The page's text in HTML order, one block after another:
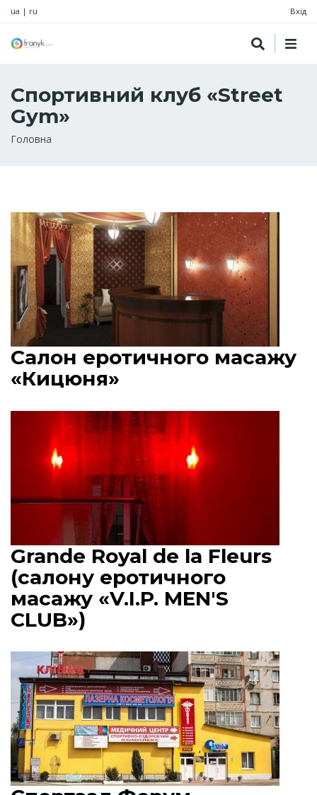
ua | ru Вхід
Спортивний клуб «Street
Gym»
Рядок
Головна
Салон еротичного масажу
«Кицюня»
Grande Royal de la Fleurs
(салону еротичного
масажу «V.I.P. MEN'S
CLUB»)